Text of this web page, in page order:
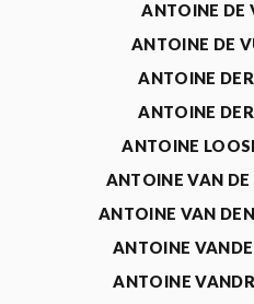
ANTOINE DE
ANTOINE DE
ANTOINE
ANTOINE
ANTOINE
ANTOINE VAN DE
ANTOINE VAN
ANTOINE
ANTOINE